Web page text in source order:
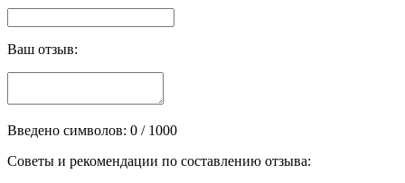
Ваш отзыв:
Введено символов: 0 / 1000
Советы и рекомендации по составлению отзыва: